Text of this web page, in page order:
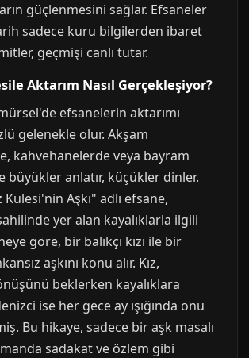
güçlenmesini sağlar. Efsaneler
sadece kuru bilgilerden ibaret
geçmişi canlı tutar.
Aktarım Nasıl Gerçekleşiyor?
efsanelerin aktarımı
gelenekle olur. Akşam
kahvehanelerde veya bayram
büyükler anlatır, küçükler dinler.
Kulesi'nin Aşkı" adlı efsane,
yer alan kayalıklarla ilgili
göre, bir balıkçı kızı ile bir
aşkını konu alır. Kız,
beklerken kayalıklara
ise her gece ay ışığında onu
Bu hikaye, sadece bir aşk masalı
sadakat ve özlem gibi